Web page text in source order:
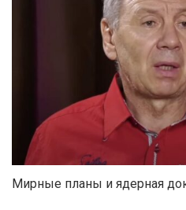
Мирные планы и ядерная